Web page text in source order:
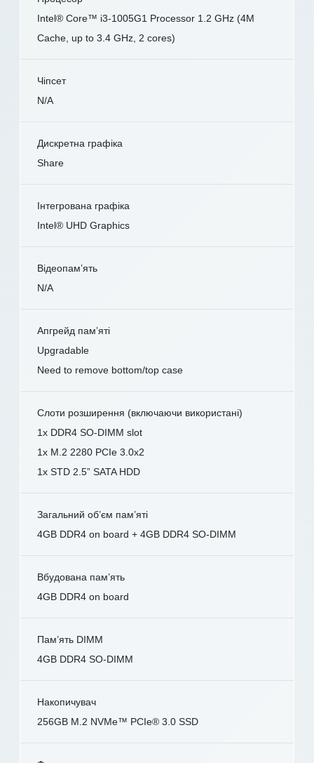
Intel® Core™ i3-1005G1 Processor 1.2 GHz (4M
Cache, up to 3.4 GHz, 2 cores)
Чіпсет
N/A
Дискретна графіка
Share
Інтегрована графіка
Intel® UHD Graphics
Відеопам’ять
N/A
Апгрейд пам’яті
Upgradable
Need to remove bottom/top case
Слоти розширення (включаючи використані)
1x DDR4 SO-DIMM slot
1x M.2 2280 PCIe 3.0x2
1x STD 2.5” SATA HDD
Загальний об’єм пам’яті
4GB DDR4 on board + 4GB DDR4 SO-DIMM
Вбудована пам’ять
4GB DDR4 on board
Пам’ять DIMM
4GB DDR4 SO-DIMM
Накопичувач
256GB M.2 NVMe™ PCIe® 3.0 SSD